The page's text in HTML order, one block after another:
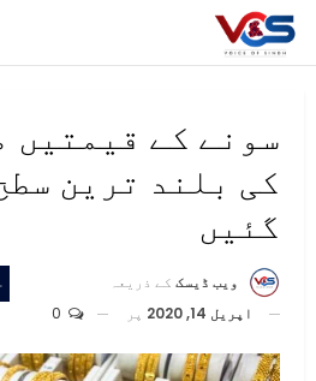
سونے کے قیمتیں
کی بلند ترین
گئیں
ویب ڈیسک کے ذریعہ
اپریل 14, 2020
پر